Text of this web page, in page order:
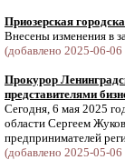
Приозерская
Внесены изменения в
(добавлено 2025-06-06
Прокурор
представителями
Сегодня, 6 мая 2025
области Сергеем
предпринимателей
(добавлено 2025-05-06